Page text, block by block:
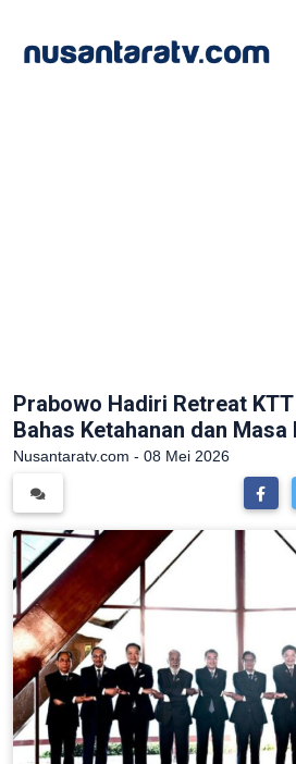
Prabowo Hadiri Retreat
Bahas Ketahanan dan Masa
Nusantaratv.com - 08 Mei 2026